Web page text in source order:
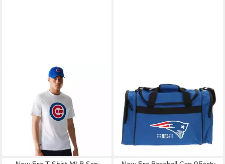
T-Shirt MLB Chicago Cubs
lieferbar - in 4-5 Werktagen bei dir
Reisetasche Sporttasche
Schwarz Trainingstasche
Freizeittasche (1-tlg)
34,95 €
39,95 €
-13%
lieferbar - in 4-5 Werktagen bei dir